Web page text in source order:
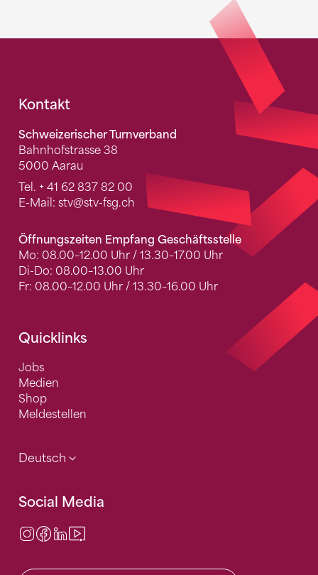
Fusszeile
Kontakt
Schweizerischer Turnverband
Bahnhofstrasse 38
5000 Aarau
Tel. + 41 62 837 82 00
E-Mail: stv@stv-fsg.ch
Öffnungszeiten Empfang Geschäftsstelle
Mo: 08.00–12.00 Uhr / 13.30–17.00 Uhr
Di-Do: 08.00–13.00 Uhr
Fr: 08.00–12.00 Uhr / 13.30–16.00 Uhr
Quicklinks
Jobs
Medien
Shop
Meldestellen
Deutsch
Social Media
Instagram
Facebook
LinkedIn